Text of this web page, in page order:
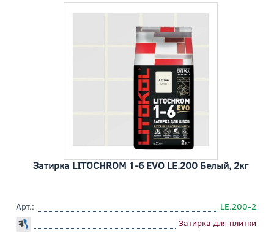
Затирка LITOCHROM 1-6 EVO LE.200 Белый, 2кг
Арт.:
LE.200-2
Затирка для плитки